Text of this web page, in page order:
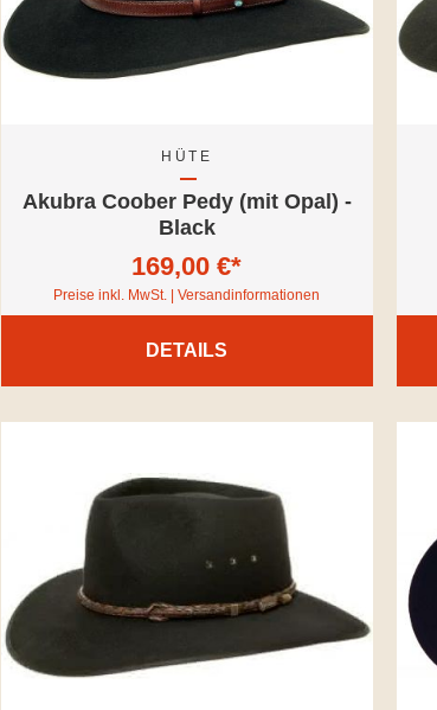
HÜTE
Akubra Coober Pedy (mit Opal) -
Black
169,00 €*
Preise inkl. MwSt. | Versandinformationen
DETAILS